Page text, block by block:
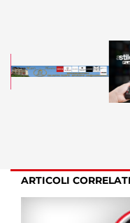
ARTICOLI CORRELATI